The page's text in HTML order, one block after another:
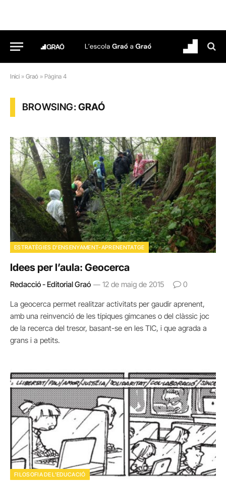
Inici » Graó » Pàgina 4
BROWSING:GRAÓ
ESTRATÈGIES D'ENSENYAMENT-APRENENTATGE
Idees per l’aula: Geocerca
Redacció - Editorial Graó 12 de maig de 2015 0
La geocerca permet realitzar activitats per gaudir aprenent,
amb una reinvenció de les típiques gimcanes o del clàssic joc
de la recerca del tresor, basant-se en les TIC, i que agrada a
grans i a petits.
FILOSOFIA DE L'EDUCACIÓ